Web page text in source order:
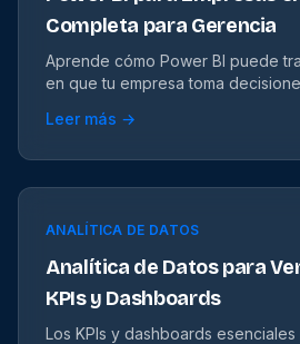
Completa para Gerencia
Aprende cómo Power BI puede
en que tu empresa toma
Leer más →
ANALÍTICA DE DATOS
Analítica de Datos para
KPIs y Dashboards
Los KPIs y dashboards